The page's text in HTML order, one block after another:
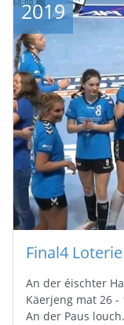
An der éischter
Käerjeng mat 26
An der Paus
2019